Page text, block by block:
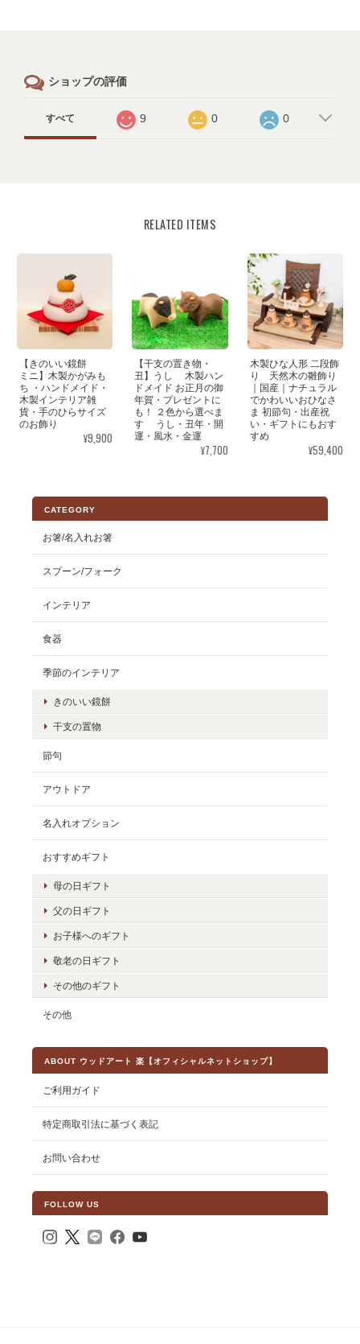
ショップの評価
すべて 9 0 0
RELATED ITEMS
【きのいい鏡餅
ミニ】木製かがみも
ち ・ハンドメイド・
木製インテリア雑
貨・手のひらサイズ
のお飾り
¥9,900
【干支の置き物・
丑】うし 木製ハン
ドメイド お正月の御
年賀・プレゼントに
も！ ２色から選べま
す うし・丑年・開
運・風水・金運
¥7,700
木製ひな人形 二段飾
り 天然木の雛飾り
｜国産｜ナチュラル
でかわいいおひなさ
ま 初節句・出産祝
い・ギフトにもおす
すめ
¥59,400
CATEGORY
お箸/名入れお箸
スプーン/フォーク
インテリア
食器
季節のインテリア
きのいい鏡餅
干支の置物
節句
アウトドア
名入れオプション
おすすめギフト
母の日ギフト
父の日ギフト
お子様へのギフト
敬老の日ギフト
その他のギフト
その他
ABOUT ウッドアート 楽【オフィシャルネットショップ】
ご利用ガイド
特定商取引法に基づく表記
お問い合わせ
FOLLOW US